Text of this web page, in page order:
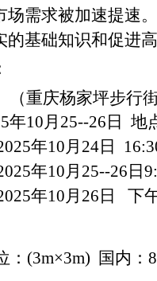
需求被加速提速。
的基础知识和促进
（重庆杨家坪步行
年10月25--26日 地
年10月24日
年10月25--26日
年10月26日 下
：(3m×3m) 国内：